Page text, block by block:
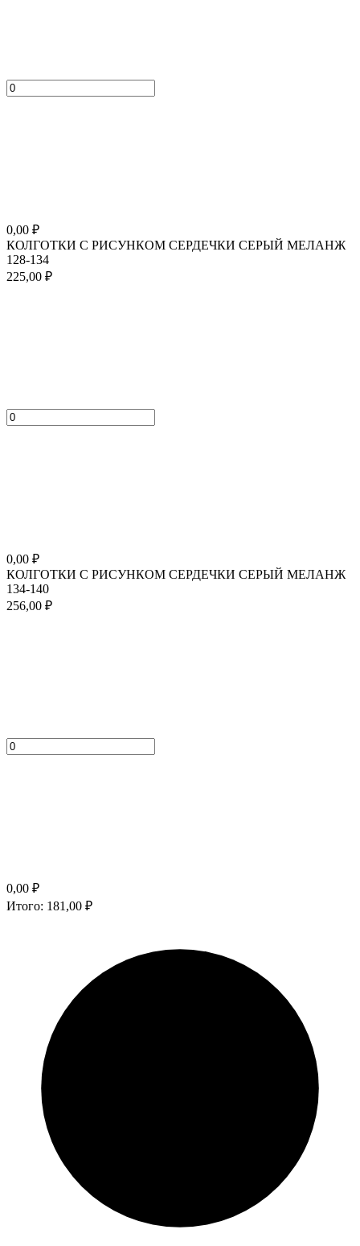
0,00 ₽
КОЛГОТКИ С РИСУНКОМ СЕРДЕЧКИ СЕРЫЙ МЕЛАНЖ
128-134
225,00 ₽
0,00 ₽
КОЛГОТКИ С РИСУНКОМ СЕРДЕЧКИ СЕРЫЙ МЕЛАНЖ
134-140
256,00 ₽
0,00 ₽
Итого: 181,00 ₽